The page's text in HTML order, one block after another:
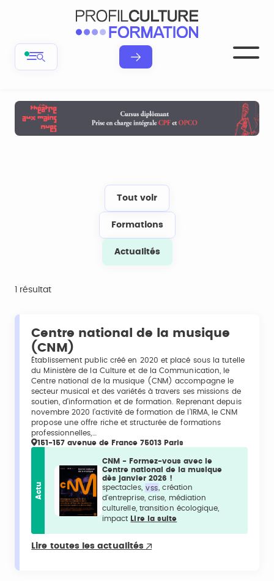
Tout voir
Formations
Actualités
1 résultat
Centre national de la musique
(CNM)
Établissement public créé en 2020 et placé sous la tutelle
du Ministère de la Culture et de la Communication, le
Centre national de la musique (CNM) accompagne le
secteur musical et des variétés à travers ses missions de
soutien, d’information et de formation. Reprenant depuis
novembre 2020 l’activité de formation de l’IRMA, le CNM
propose une offre riche et structurée de formations
professionnelles,…
151-157 avenue de France 75013 Paris
Actu
CNM - Formez-vous avec le
Centre national de la musique
dès janvier 2026 !
spectacles,
vss
, création
d'entreprise, crise, médiation
culturelle, transition écologique,
impact Lire la suite
Lire toutes les actualités